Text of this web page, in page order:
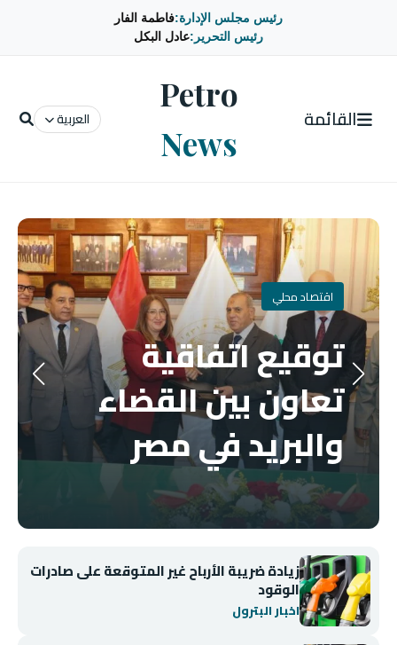
رئيس مجلس الإدارة:فاطمة الفار
رئيس التحرير:عادل البكل
القائمة
Petro
News
العربية
اقتصاد محلي
توقيع اتفاقية
تعاون بين القضاء
والبريد في مصر
زيادة ضريبة الأرباح غير المتوقعة على صادرات
الوقود
اخبار البترول